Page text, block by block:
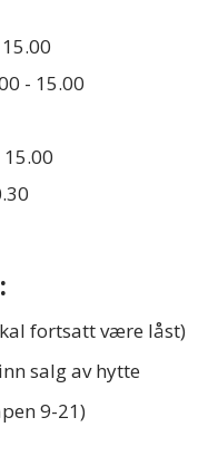
- 15.00
fortsatt være låst)
salg av hytte
9-21)